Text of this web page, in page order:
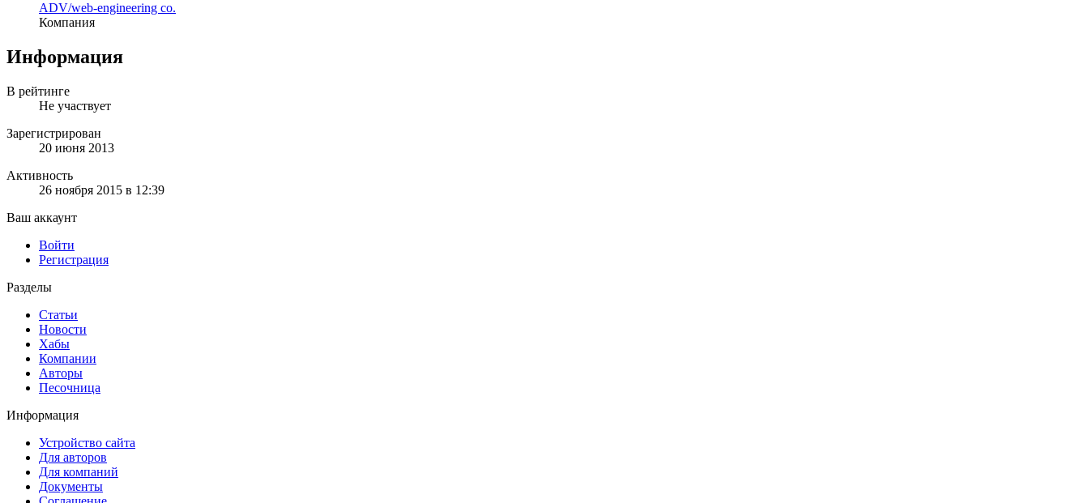
ADV/web-engineering co.
Компания
Информация
В рейтинге
Не участвует
Зарегистрирован
20 июня 2013
Активность
26 ноября 2015 в 12:39
Ваш аккаунт
Войти
Регистрация
Разделы
Статьи
Новости
Хабы
Компании
Авторы
Песочница
Информация
Устройство сайта
Для авторов
Для компаний
Документы